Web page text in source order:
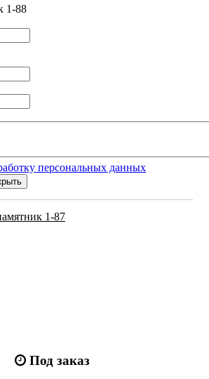
1-88
персональных данных
1-87
Под заказ